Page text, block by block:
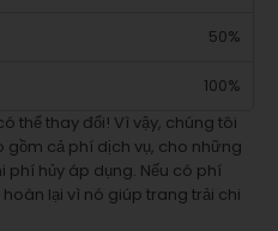
50%
100%
thể thay đổi! Vì vậy, chúng tôi
gồm cả phí dịch vụ, cho những
phí hủy áp dụng. Nếu có phí
lại vì nó giúp trang trải chi